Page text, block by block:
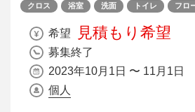
クロス
浴室 洗面 トイレ フロ
希望 見積もり希望
募集終了
2023年10月1日 〜 11月1日
個人